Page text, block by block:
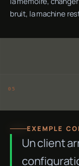
bruit, la machine
EXEMPLE
Un client